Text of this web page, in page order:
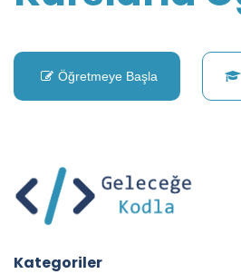
Öğretmeye Başla
Kategoriler